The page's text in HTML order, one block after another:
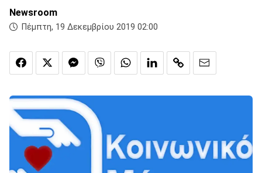
Newsroom
Πέμπτη, 19 Δεκεμβρίου 2019 02:00